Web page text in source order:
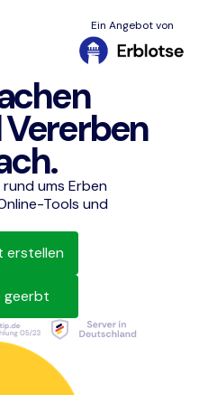
Ein Angebot von
rund ums Erben
Tools und
erstellen
geerbt